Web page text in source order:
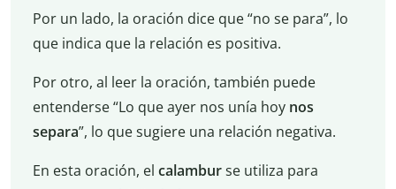
Por un lado, la oración dice que “no se para”, lo
que indica que la relación es positiva.
Por otro, al leer la oración, también puede
entenderse “Lo que ayer nos unía hoy nos
separa”, lo que sugiere una relación negativa.
En esta oración, el calamburse utiliza para